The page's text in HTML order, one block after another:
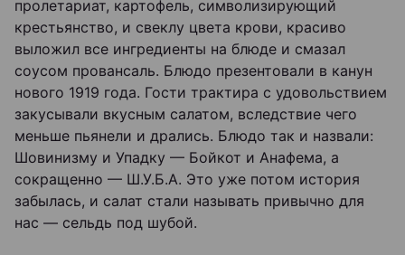
пролетариат, картофель, символизирующий
крестьянство, и свеклу цвета крови, красиво
выложил все ингредиенты на блюде и смазал
соусом провансаль. Блюдо презентовали в канун
нового 1919 года. Гости трактира с удовольствием
закусывали вкусным салатом, вследствие чего
меньше пьянели и дрались. Блюдо так и назвали:
Шовинизму и Упадку — Бойкот и Анафема, а
сокращенно — Ш.У.Б.А. Это уже потом история
забылась, и салат стали называть привычно для
нас — сельдь под шубой.